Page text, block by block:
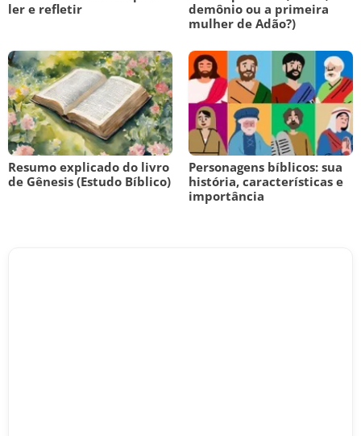
ler e refletir
demônio ou a primeira
mulher de Adão?)
Resumo explicado do livro
de Gênesis (Estudo Bíblico)
Personagens bíblicos: sua
história, características e
importância